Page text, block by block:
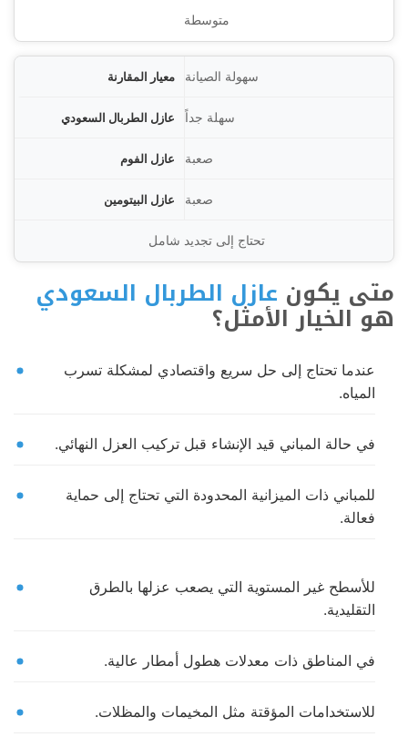
متوسطة
سهولة الصيانة
سهلة جداً
صعبة
صعبة
تحتاج إلى تجديد شامل
متى يكون عازل الطربال السعودي
هو الخيار الأمثل؟
عندما تحتاج إلى حل سريع واقتصادي لمشكلة تسرب
المياه.
في حالة المباني قيد الإنشاء قبل تركيب العزل النهائي.
للمباني ذات الميزانية المحدودة التي تحتاج إلى حماية
فعالة.
للأسطح غير المستوية التي يصعب عزلها بالطرق
التقليدية.
في المناطق ذات معدلات هطول أمطار عالية.
للاستخدامات المؤقتة مثل المخيمات والمظلات.